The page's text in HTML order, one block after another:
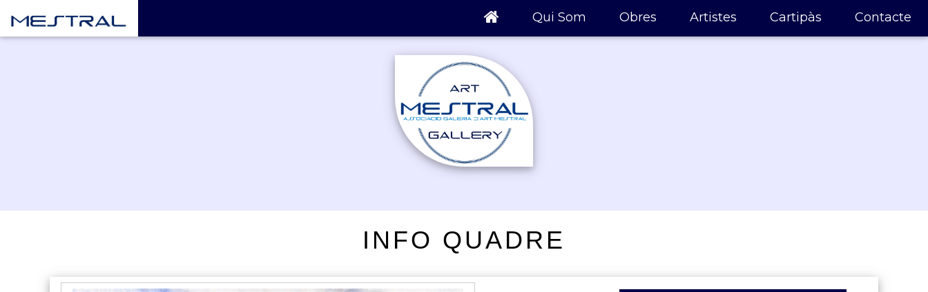
Qui Som Obres Artistes Cartipàs Contacte
INFO QUADRE